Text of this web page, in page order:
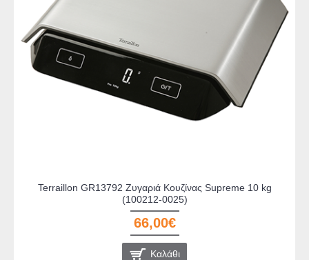
Terraillon GR13792 Ζυγαριά Κουζίνας Supreme 10 kg
(100212-0025)
66,00€
Καλάθι